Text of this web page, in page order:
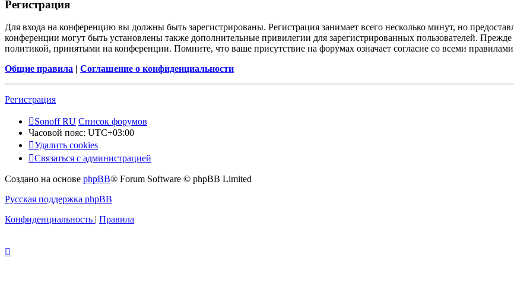
Регистрация
Для входа на конференцию вы должны быть зарегистрированы. Регистрация занимает всего несколько минут, но
конференции могут быть установлены также дополнительные привилегии для зарегистрированных пользователей. Прежде
политикой, принятыми на конференции. Помните, что ваше присутствие на форумах означает согласие со всеми
Общие правила | Соглашение о конфиденциальности
Регистрация
Sonoff RU Список форумов
Часовой пояс: UTC+03:00
Удалить cookies
Связаться с администрацией
Создано на основе phpBB® Forum Software © phpBB Limited
Русская поддержка phpBB
Конфиденциальность | Правила